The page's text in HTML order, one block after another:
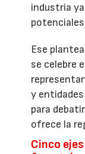
industria
Ese
se celebre
y
para
ofrece la
Cinco